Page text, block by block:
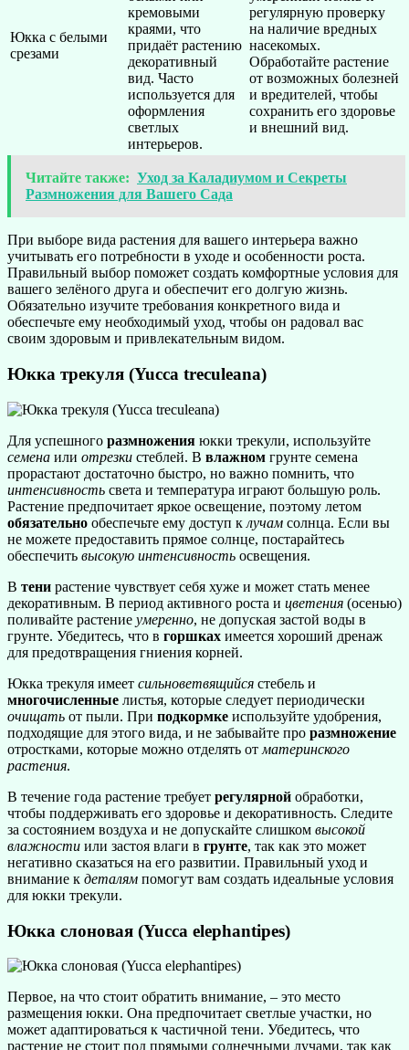
Юкка с белыми
срезами
кремовыми
краями, что
придаёт растению
декоративный
вид. Часто
используется для
оформления
светлых
интерьеров.
регулярную проверку
на наличие вредных
насекомых.
Обработайте растение
от возможных болезней
и вредителей, чтобы
сохранить его здоровье
и внешний вид.
Читайте также: Уход за Каладиумом и Секреты
Размножения для Вашего Сада
При выборе вида растения для вашего интерьера важно
учитывать его потребности в уходе и особенности роста.
Правильный выбор поможет создать комфортные условия для
вашего зелёного друга и обеспечит его долгую жизнь.
Обязательно изучите требования конкретного вида и
обеспечьте ему необходимый уход, чтобы он радовал вас
своим здоровым и привлекательным видом.
Юкка трекуля (Yucca treculeana)
Для успешного размножения юкки трекули, используйте
семена или отрезки стеблей. В влажном грунте семена
прорастают достаточно быстро, но важно помнить, что
интенсивность света и температура играют большую роль.
Растение предпочитает яркое освещение, поэтому летом
обязательно обеспечьте ему доступ к лучам солнца. Если вы
не можете предоставить прямое солнце, постарайтесь
обеспечить высокую интенсивность освещения.
В тени растение чувствует себя хуже и может стать менее
декоративным. В период активного роста и цветения (осенью)
поливайте растение умеренно, не допуская застой воды в
грунте. Убедитесь, что в горшках имеется хороший дренаж
для предотвращения гниения корней.
Юкка трекуля имеет сильноветвящийся стебель и
многочисленные листья, которые следует периодически
очищать от пыли. При подкормке используйте удобрения,
подходящие для этого вида, и не забывайте про размножение
отростками, которые можно отделять от материнского
растения.
В течение года растение требует регулярной обработки,
чтобы поддерживать его здоровье и декоративность. Следите
за состоянием воздуха и не допускайте слишком высокой
влажности или застоя влаги в грунте, так как это может
негативно сказаться на его развитии. Правильный уход и
внимание к деталям помогут вам создать идеальные условия
для юкки трекули.
Юкка слоновая (Yucca elephantipes)
Первое, на что стоит обратить внимание, – это место
размещения юкки. Она предпочитает светлые участки, но
может адаптироваться к частичной тени. Убедитесь, что
растение не стоит под прямыми солнечными лучами, так как